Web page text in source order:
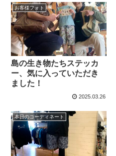
お客様フォト
島の生き物たちステッカ
ー、気に入っていただき
ました！
2025.03.26
本日のコーディネート